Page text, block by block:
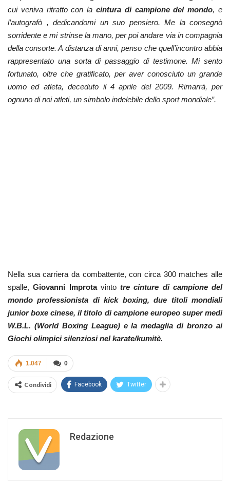
cui veniva ritratto con la cintura di campione del mondo, e
l’autografò , dedicandomi un suo pensiero. Me la consegnò
sorridente e mi strinse la mano, per poi andare via in compagnia
della consorte. A distanza di anni, penso che quell’incontro abbia
rappresentato una sorta di passaggio di testimone. Mi sento
fortunato, oltre che gratificato, per aver conosciuto un grande
uomo ed atleta, deceduto il 4 aprile del 2009. Rimarrà, per
ognuno di noi atleti, un simbolo indelebile dello sport mondiale”.
Nella sua carriera da combattente, con circa 300 matches alle
spalle, Giovanni Improtavinto tre cinture di campione del
mondo professionista di kick boxing, due titoli mondiali
junior boxe cinese, il titolo di campione europeo super medi
W.B.L. (World Boxing League) e la medaglia di bronzo ai
Giochi olimpici silenziosi nel karate/kumitè.
0
1.047
Condividi Facebook Twitter
Redazione